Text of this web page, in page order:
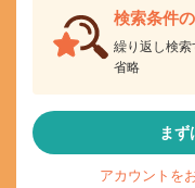
検索条件
繰り返し検
省略
まず
アカウントを